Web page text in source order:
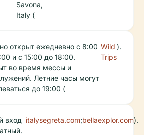
Savona,
Italy (
открыт ежедневно с 8:00
и с 15:00 до 18:00.
во время мессы и
Летние часы могут
до 19:00 (
Wild
Trips
).
вход italysegreta.com;bellaexplor.com).